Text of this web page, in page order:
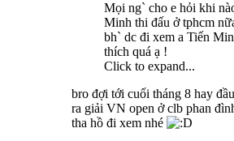
Mọi ng` cho e hỏi khi
Minh thi đấu ở tphcm
bh` dc đi xem a Tiến
thích quá ạ !
Click to expand...
bro đợi tới cuối tháng 8 hay
ra giải VN open ở clb phan
tha hồ đi xem nhé